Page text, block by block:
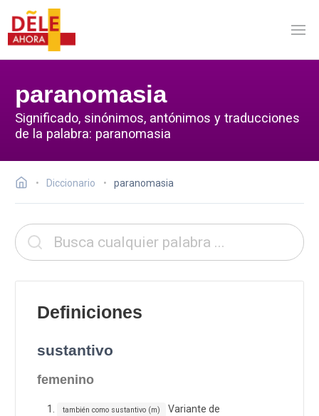
paranomasia
Significado, sinónimos, antónimos y traducciones
de la palabra: paranomasia
Diccionario paranomasia
Definiciones
sustantivo
femenino
también como sustantivo (m)
Variante de